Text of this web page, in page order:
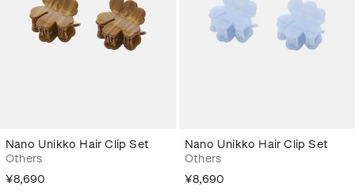
Nano Unikko Hair Clip Set
Others
¥8,690
Nano Unikko Hair Clip Set
Others
¥8,690